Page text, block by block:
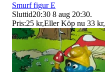
Smurf figur E
Sluttid20:30 8 aug 20:30.
Pris:25 kr,Eller Köp nu 33 kr,